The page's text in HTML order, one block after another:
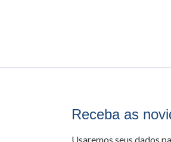
Receba as
Usaremos seus dados